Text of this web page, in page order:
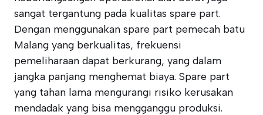
sangat tergantung pada kualitas spare part.
Dengan menggunakan spare part pemecah batu
Malang yang berkualitas, frekuensi
pemeliharaan dapat berkurang, yang dalam
jangka panjang menghemat biaya. Spare part
yang tahan lama mengurangi risiko kerusakan
mendadak yang bisa mengganggu produksi.